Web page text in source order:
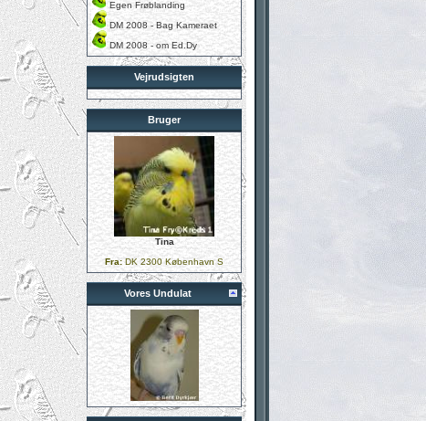
Egen Frøblanding
DM 2008 - Bag Kameraet
DM 2008 - om Ed.Dy
Vejrudsigten
Bruger
Tina
Fra:DK 2300 København S
Vores Undulat